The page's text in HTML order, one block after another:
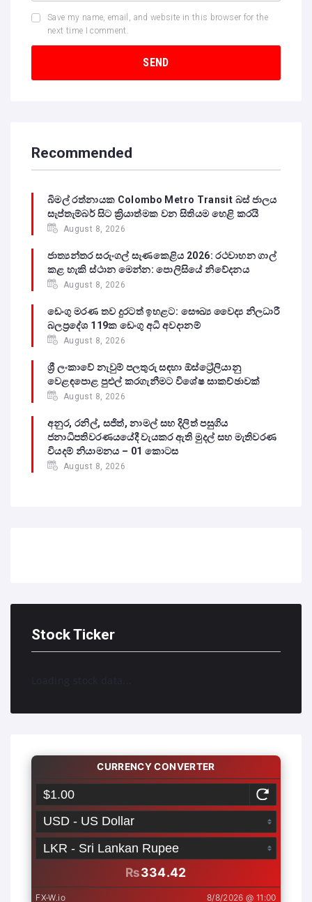
Save my name, email, and website in this browser for the
next time I comment.
Recommended
බිමල් රත්නායක Colombo Metro Transit බස් ජාලය
සැප්තැම්බර් සිට ක්‍රියාත්මක වන සිතියම හෙළි කරයි
August 8, 2026
ජාත්‍යන්තර සරුංගල් සැණකෙළිය 2026: රථවාහන ගාල්
කළ හැකි ස්ථාන මෙන්න: පොලිසියේ නිවේදනය
August 8, 2026
ඩෙංගු මරණ තව දුරටත් ඉහළට: සෞඛ්‍ය වෛද්‍ය නිලධාරී
බලප්‍රදේශ 119ක ඩෙංගු අධි අවදානම්
August 8, 2026
ශ්‍රී ලංකාවේ නැවුම් පලතුරු සඳහා ඕස්ට්‍රේලියානු
වෙළඳපොළ පුළුල් කරගැනීමට විශේෂ සාකච්ඡාවක්
August 8, 2026
අනුර, රනිල්, සජිත්, නාමල් සහ දිලිත් පසුගිය
ජනාධිපතිවරණයයේදී වැයකර ඇති මුදල් සහ මැතිවරණ
වියදම් නියාමනය – 01 කොටස
August 8, 2026
Stock Ticker
Loading stock data...